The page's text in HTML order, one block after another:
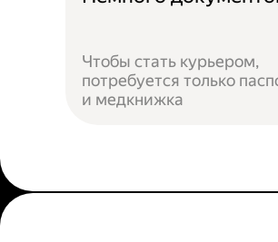
Чтобы стать курьером,
потребуется только
и медкнижка